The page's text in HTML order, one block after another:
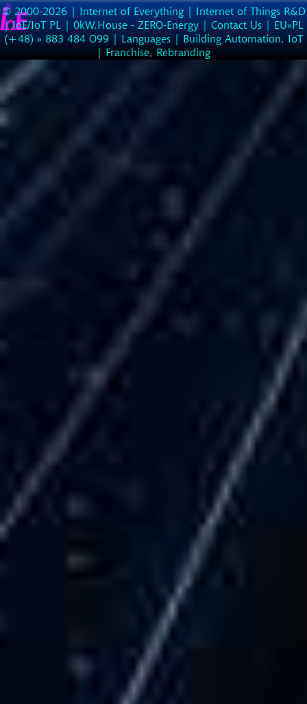
© 2000-2026 | Internet of Everything | Internet of Things R&D
|IoE/IoT PL | 0kW.House - ZERO-Energy | Contact Us | EU»PL
(+48) » 883 484 O99 | Languages | Building Automation, IoT
| Franchise, Rebranding